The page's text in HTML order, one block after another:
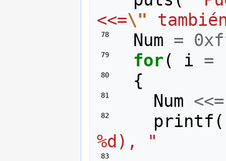
<<=\"
78 Num =
79 for( i =
80 {
81 Num <<=
82 printf (
%d), "
83